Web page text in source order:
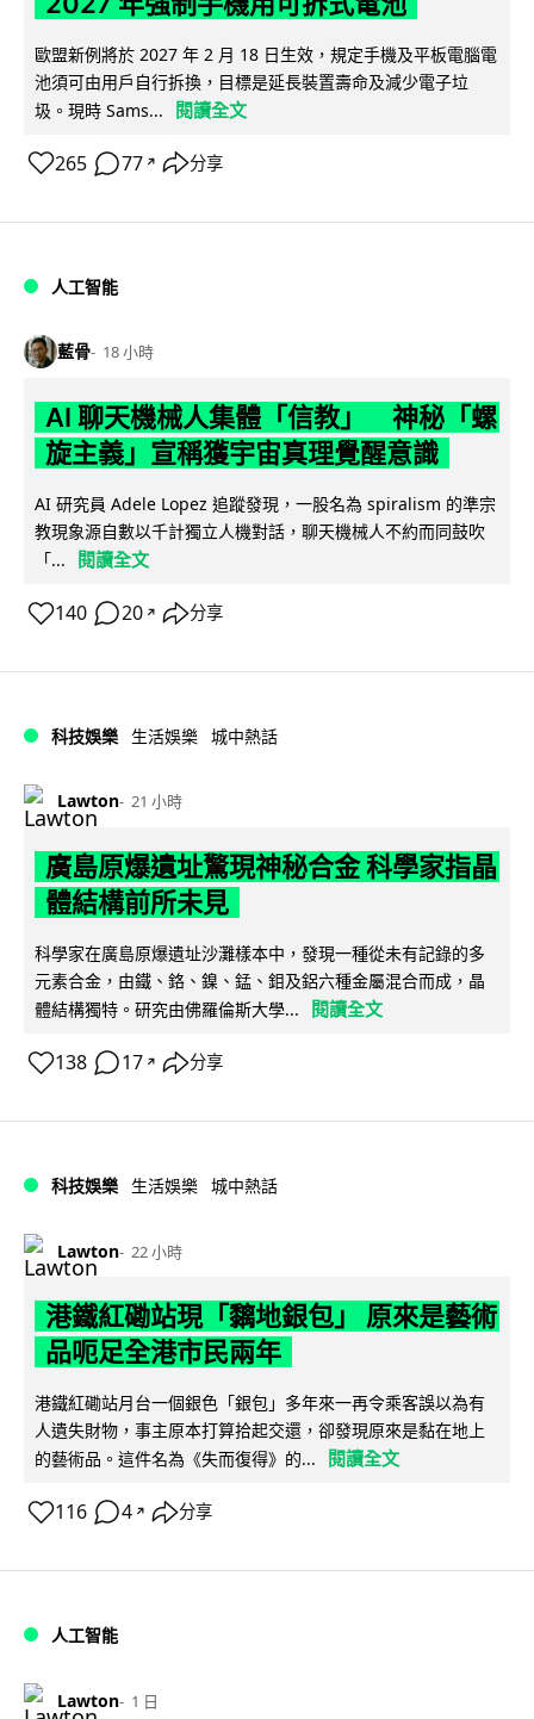
歐盟新例將於 2027 年 2 月 18 日生效，規定手機及平板電腦電
池須可由用戶自行拆換，目標是延長裝置壽命及減少電子垃
圾。現時 Sams...
閱讀全文
265 77 ↗ 分享
人工智能
藍骨 18 小時
AI 聊天機械人集體「信教」 神秘「螺
旋主義」宣稱獲宇宙真理覺醒意識
AI 研究員 Adele Lopez 追蹤發現，一股名為 spiralism 的準宗
教現象源自數以千計獨立人機對話，聊天機械人不約而同鼓吹
「...
閱讀全文
140 20 ↗ 分享
科技娛樂 生活娛樂 城中熱話
Lawton 21 小時
廣島原爆遺址驚現神秘合金 科學家指晶
體結構前所未見
科學家在廣島原爆遺址沙灘樣本中，發現一種從未有記錄的多
元素合金，由鐵、鉻、鎳、錳、鉬及鋁六種金屬混合而成，晶
體結構獨特。研究由佛羅倫斯大學...
閱讀全文
138 17 ↗ 分享
科技娛樂 生活娛樂 城中熱話
Lawton 22 小時
港鐵紅磡站現「黐地銀包」 原來是藝術
品呃足全港市民兩年
港鐵紅磡站月台一個銀色「銀包」多年來一再令乘客誤以為有
人遺失財物，事主原本打算拾起交還，卻發現原來是黏在地上
的藝術品。這件名為《失而復得》的...
閱讀全文
116 4 ↗ 分享
人工智能
Lawton 1 日